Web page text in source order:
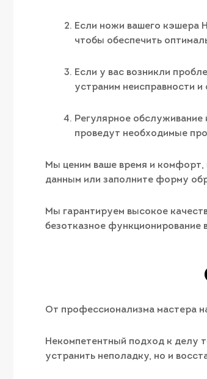
Если ножи вашего кэшера
чтобы обеспечить
Если у вас возникли
устраним неисправности
Регулярное
проведут необходимые
Мы ценим ваше время и комфорт,
данным или заполните форму
Мы гарантируем высокое
безотказное
От профессионализма мастера
Некомпетентный подход к делу
устранить неполадку, но и